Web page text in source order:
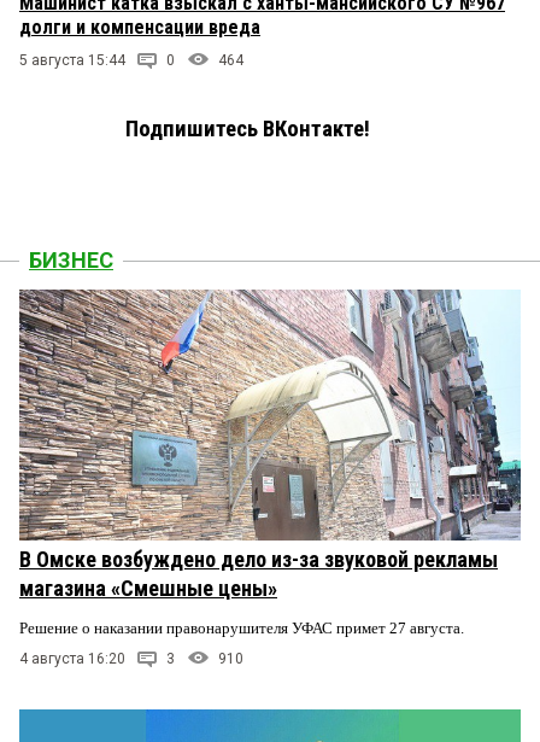
долги и компенсации вреда
5 августа 15:44 0 464
Подпишитесь ВКонтакте!
БИЗНЕС
В Омске возбуждено дело из-за звуковой рекламы
магазина «Смешные цены»
Решение о наказании правонарушителя УФАС примет 27 августа.
4 августа 16:20 3 910